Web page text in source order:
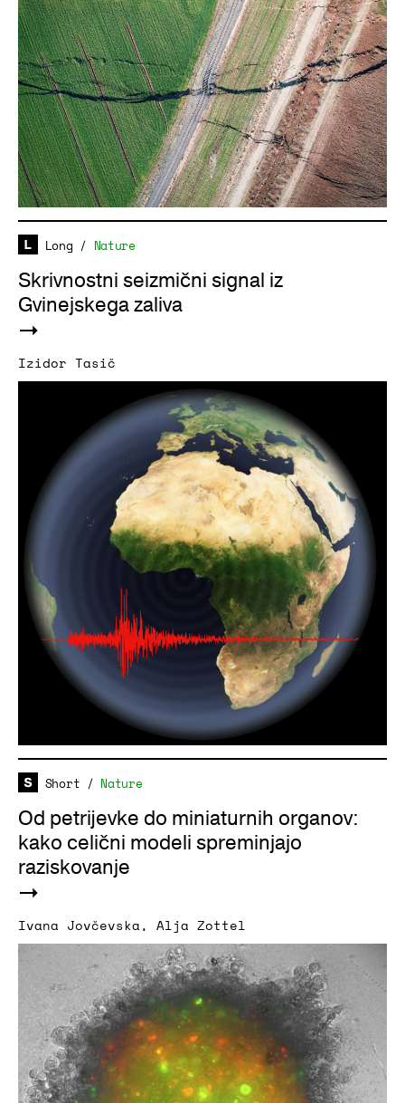
Long / Nature
Skrivnostni seizmični signal iz
Gvinejskega zaliva
Izidor Tasič
Short / Nature
Od petrijevke do miniaturnih organov:
kako celični modeli spreminjajo
raziskovanje
Ivana Jovčevska, Alja Zottel